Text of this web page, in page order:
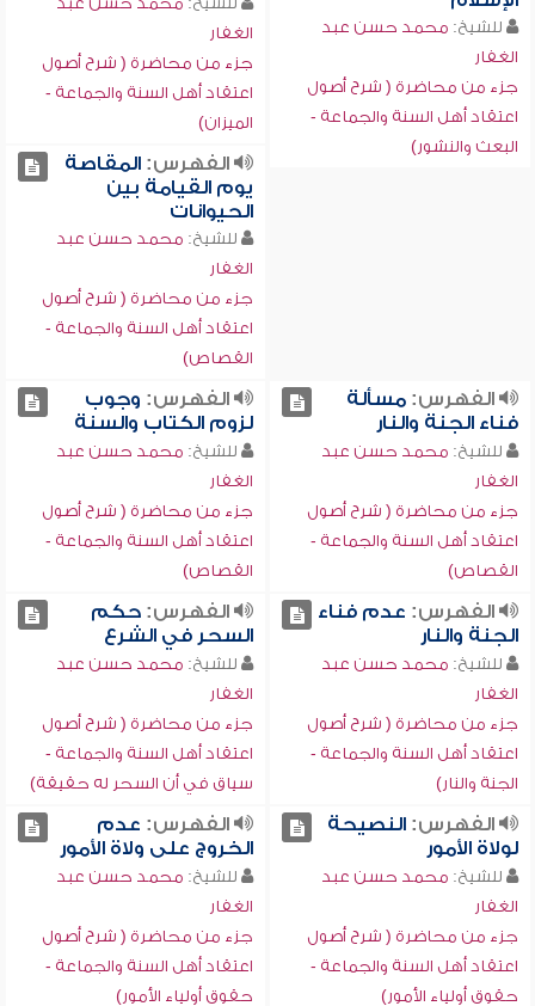
للشيخ: محمد حسن عبد
الغفار
جزء من محاضرة ( شرح أصول
اعتقاد أهل السنة والجماعة -
البعث والنشور)
الغفار
جزء من محاضرة ( شرح أصول
اعتقاد أهل السنة والجماعة -
الميزان)
الفهرس:المقاصة
يوم القيامة بين
الحيوانات
للشيخ: محمد حسن عبد
الغفار
جزء من محاضرة ( شرح أصول
اعتقاد أهل السنة والجماعة -
القصاص)
الفهرس:مسألة
فناء الجنة والنار
للشيخ: محمد حسن عبد
الغفار
جزء من محاضرة ( شرح أصول
اعتقاد أهل السنة والجماعة -
القصاص)
الفهرس: وجوب
لزوم الكتاب والسنة
للشيخ: محمد حسن عبد
الغفار
جزء من محاضرة ( شرح أصول
اعتقاد أهل السنة والجماعة -
القصاص)
الفهرس: عدم فناء
الجنة والنار
للشيخ: محمد حسن عبد
الغفار
جزء من محاضرة ( شرح أصول
اعتقاد أهل السنة والجماعة -
الجنة والنار)
الفهرس:حكم
السحر في الشرع
للشيخ: محمد حسن عبد
الغفار
جزء من محاضرة ( شرح أصول
اعتقاد أهل السنة والجماعة -
سياق في أن السحر له حقيقة)
الفهرس:النصيحة
لولاة الأمور
للشيخ: محمد حسن عبد
الغفار
جزء من محاضرة ( شرح أصول
اعتقاد أهل السنة والجماعة -
حقوق أولياء الأمور)
الفهرس: عدم
الخروج على ولاة الأمور
للشيخ: محمد حسن عبد
الغفار
جزء من محاضرة ( شرح أصول
اعتقاد أهل السنة والجماعة -
حقوق أولياء الأمور)